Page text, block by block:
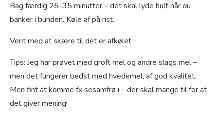
Bag færdig 25-35 minutter – det skal lyde hult når du
banker i bunden. Køle af på rist.
Vent med at skære til det er afkølet.
Tips: Jeg har prøvet med groft mel og andre slags mel –
men det fungerer bedst med hvedemel, af god kvalitet.
Men fint at komme fx sesamfrø i – der skal mange til for at
det giver mening!